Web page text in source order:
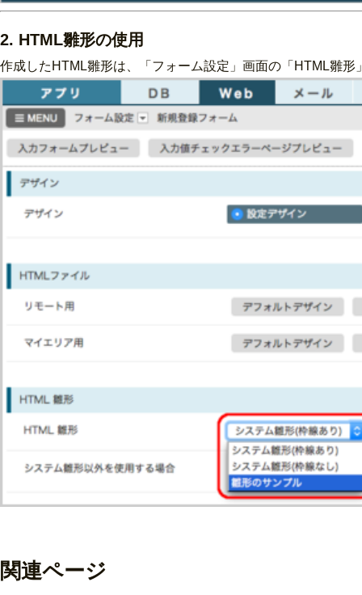
2. HTML雛形の使用
作成したHTML雛形は、「フォーム設定」画面の「HTML雛
関連ページ